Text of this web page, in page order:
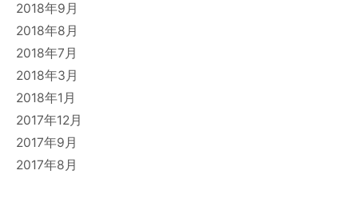
2018年9月
2018年8月
2018年7月
2018年3月
2018年1月
2017年12月
2017年9月
2017年8月